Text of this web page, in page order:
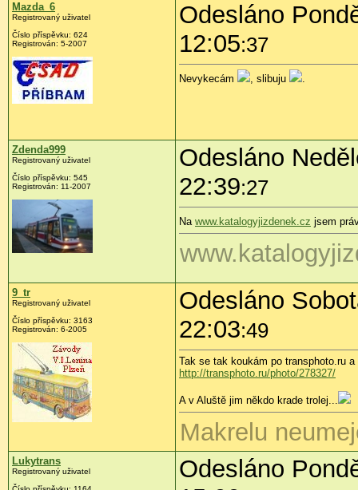
Mazda_6
Registrovaný uživatel
Číslo příspěvku: 624
Registrován: 5-2007
Odesláno
12:05:37
Nevykecám , slibuju .
Zdenda999
Registrovaný uživatel
Číslo příspěvku: 545
Registrován: 11-2007
Odesláno
22:39:27
Na www.katalogyjizdenek.cz jsem
9_tr
Registrovaný uživatel
Číslo příspěvku: 3163
Registrován: 6-2005
Odesláno
22:03:49
Tak se tak koukám po transphoto.ru
http://transphoto.ru/photo/278327/
A v Aluště jim někdo krade trolej...
Makrelu
Lukytrans
Registrovaný uživatel
Odesláno